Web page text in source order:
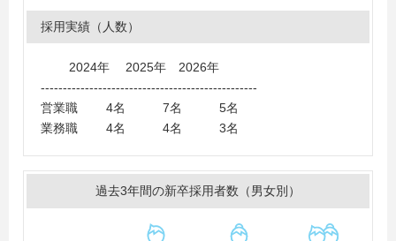
採用実績（人数）
2024年 2025年 2026年
-------------------------------------------------
営業職 4名 7名 5名
業務職 4名 4名 3名
過去3年間の新卒採用者数（男女別）